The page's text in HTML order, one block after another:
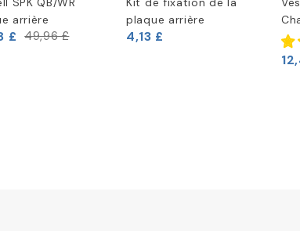
arrière
£ 49,96 £
plaque arrière
4,13 £